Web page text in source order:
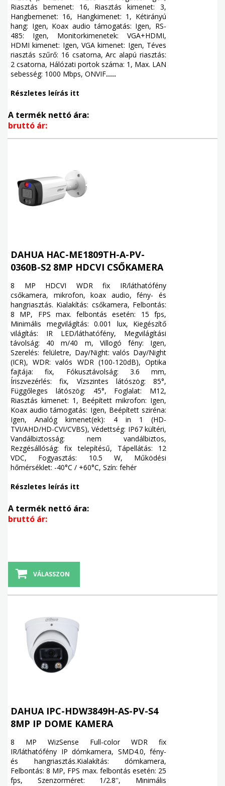
Riasztás bemenet: 16, Riasztás kimenet: 3,
Hangbemenet: 16, Hangkimenet: 1, Kétirányú
hang: Igen, Koax audio támogatás: Igen, RS-
485: Igen, Monitorkimenetek: VGA+HDMI,
HDMI kimenet: Igen, VGA kimenet: Igen, Téves
riasztás szűrő: 16 csatorna, Arc alapú riasztás:
2 csatorna, Hálózati portok száma: 1, Max. LAN
sebesség: 1000 Mbps, ONVIF.....
Részletes leírás itt
A termék nettó ára:
bruttó ár:
DAHUA HAC-ME1809TH-A-PV-
0360B-S2 8MP HDCVI CSŐKAMERA
8 MP HDCVI WDR fix IR/láthatófény
csőkamera, mikrofon, koax audio, fény- és
hangriasztás. Kialakítás: csőkamera, Felbontás:
8 MP, FPS max. felbontás esetén: 15 fps,
Minimális megvilágítás: 0.001 lux, Kiegészítő
világítás: IR LED/láthatófény, Megvilágítási
távolság: 40 m/40 m, Villogó fény: Igen,
Szerelés: felületre, Day/Night: valós Day/Night
(ICR), WDR: valós WDR (100-120dB), Optika
fajtája: fix, Fókusztávolság: 3.6 mm,
Íriszvezérlés: fix, Vízszintes látószög: 85°,
Függőleges látószög: 45°, Foglalat: M12,
Riasztás kimenet: 1, Beépített mikrofon: Igen,
Koax audio támogatás: Igen, Beépített sziréna:
Igen, Analóg kimenet(ek): 4 in 1 (HD-
TVI/AHD/HD-CVI/CVBS), Védettség: IP67 kültéri,
Vandálbiztosság: nem vandálbiztos,
Rezgésállóság: fix telepítésű, Tápellátás: 12
VDC, Fogyasztás: 10.5 W, Működési
hőmérséklet: -40°C / +60°C, Szín: fehér
Részletes leírás itt
A termék nettó ára:
bruttó ár:
VÁLASSZON
DAHUA IPC-HDW3849H-AS-PV-S4
8MP IP DOME KAMERA
8 MP WizSense Full-color WDR fix
IR/láthatófény IP dómkamera, SMD4.0, fény-
és hangriasztás.Kialakítás: dómkamera,
Felbontás: 8 MP, FPS max. felbontás esetén: 25
fps, Szenzorméret: 1/2.8'', Minimális